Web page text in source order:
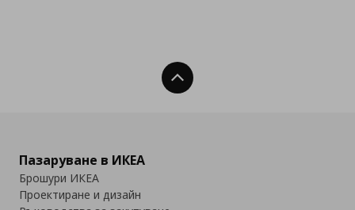
Нагоре
Пазаруване в ИКЕА
Брошури ИКЕА
Проектиране и дизайн